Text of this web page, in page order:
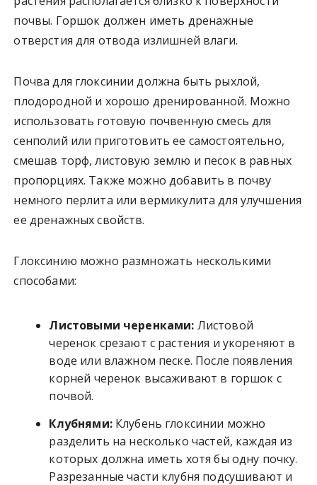
почвы. Горшок должен иметь дренажные
отверстия для отвода излишней влаги.
Почва для глоксинии должна быть рыхлой,
плодородной и хорошо дренированной. Можно
использовать готовую почвенную смесь для
сенполий или приготовить ее самостоятельно,
смешав торф, листовую землю и песок в равных
пропорциях. Также можно добавить в почву
немного перлита или вермикулита для улучшения
ее дренажных свойств.
Глоксинию можно размножать несколькими
способами:
Листовыми черенками: Листовой
черенок срезают с растения и укореняют в
воде или влажном песке. После появления
корней черенок высаживают в горшок с
почвой.
Клубнями:Клубень глоксинии можно
разделить на несколько частей, каждая из
которых должна иметь хотя бы одну почку.
Разрезанные части клубня подсушивают и